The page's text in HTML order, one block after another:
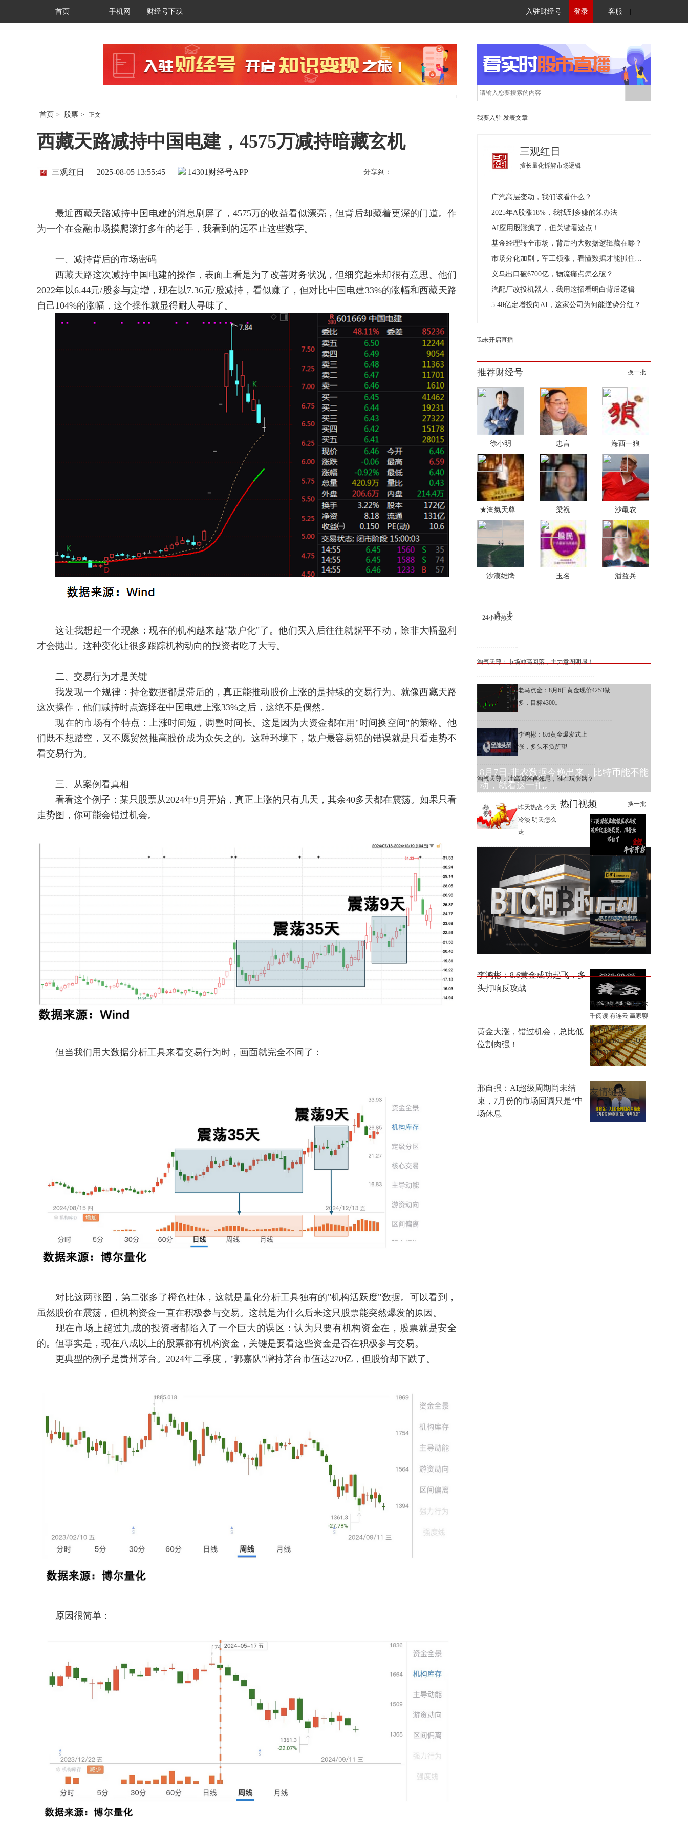
首页 手机网 财经号下载 入驻财经号 登录 客服
首页 > 股票 > 正文
西藏天路减持中国电建，4575万减持暗藏玄机
财经号APP
三观红日 2025-08-05 13:55:45 14301 分享到：
最近西藏天路减持中国电建的消息刷屏了，4575万的收益看似漂亮，但背后却藏着更深的门道。作
为一个在金融市场摸爬滚打多年的老手，我看到的远不止这些数字。
一、减持背后的市场密码
西藏天路这次减持中国电建的操作，表面上看是为了改善财务状况，但细究起来却很有意思。他们
2022年以6.44元/股参与定增，现在以7.36元/股减持，看似赚了，但对比中国电建33%的涨幅和西藏天路
自己104%的涨幅，这个操作就显得耐人寻味了。
这让我想起一个现象：现在的机构越来越"散户化"了。他们买入后往往就躺平不动，除非大幅盈利
才会抛出。这种变化让很多跟踪机构动向的投资者吃了大亏。
二、交易行为才是关键
我发现一个规律：持仓数据都是滞后的，真正能推动股价上涨的是持续的交易行为。就像西藏天路
这次操作，他们减持时点选择在中国电建上涨33%之后，这绝不是偶然。
现在的市场有个特点：上涨时间短，调整时间长。这是因为大资金都在用"时间换空间"的策略。他
们既不想踏空，又不愿贸然推高股价成为众矢之的。这种环境下，散户最容易犯的错误就是只看走势不
看交易行为。
三、从案例看真相
看看这个例子：某只股票从2024年9月开始，真正上涨的只有几天，其余40多天都在震荡。如果只看
走势图，你可能会错过机会。
但当我们用大数据分析工具来看交易行为时，画面就完全不同了：
对比这两张图，第二张多了橙色柱体，这就是量化分析工具独有的"机构活跃度"数据。可以看到，
虽然股价在震荡，但机构资金一直在积极参与交易。这就是为什么后来这只股票能突然爆发的原因。
现在市场上超过九成的投资者都陷入了一个巨大的误区：认为只要有机构资金在，股票就是安全
的。但事实是，现在八成以上的股票都有机构资金，关键是要看这些资金是否在积极参与交易。
更典型的例子是贵州茅台。2024年二季度，"郭嘉队"增持茅台市值达270亿，但股价却下跌了。
原因很简单：
我要入驻 发表文章
三观红日
擅长量化拆解市场逻辑
广汽高层变动，我们该看什么？
2025年A股涨18%，我找到多赚的笨办法
AI应用股涨疯了，但关键看这点！
基金经理转全市场，背后的大数据逻辑藏在哪？
市场分化加剧，军工领涨，看懂数据才能抓住真机会
义乌出口破6700亿，物流痛点怎么破？
汽配厂改投机器人，我用这招看明白背后逻辑
5.48亿定增投向AI，这家公司为何能逆势分红？
Ta未开启直播
推荐财经号 换一批
徐小明 忠言 海西一狼
★淘氣天尊... 梁祝 沙黾农
沙漠雄鹰 玉名 潘益兵
24小时热文
换一批
淘气天尊：市场冲高回落，主力意图明显！
老马点金：8月6日黄金现价4253做
多，目标4300。
李鸿彬：8.6黄金爆发式上
涨，多头不负所望
淘气天尊：冲高回落再翘尾，谁在玩套路？
昨天热恋 今天
冷淡 明天怎么
走
热门视频 换一批
8月7日-非农数据今晚出来，比特币能不能
动，就看这一把。
美国就业数据显示AI发展导致
连续裁员，川普坐不住了
趋势追踪2.0星雅龙老师课程8月
7日铁矿石日内观点解读
这个时代节奏很快，但别克选
择为你慢下来
李鸿彬：8.6黄金成功起飞，多
头打响反攻战
黄金大涨，错过机会，总比低
位割肉强！
邢自强：AI超级周期尚未结
束，7月份的市场回调只是“中
场休息
友情链接
马林阅读 沃达阅读 木
千阅读 有连云 赢家聊
吧 文章举报邮箱：
zixun@cnfol.netQQ：
1719797571